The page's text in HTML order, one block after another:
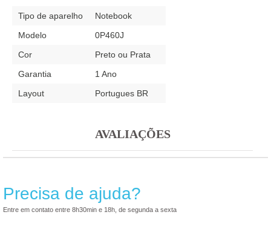
Tipo de aparelho
Notebook
Modelo
0P460J
Cor
Preto ou Prata
Garantia
1 Ano
Layout
Portugues BR
AVALIAÇÕES
Precisa de ajuda?
Entre em contato entre 8h30min e 18h, de segunda a sexta